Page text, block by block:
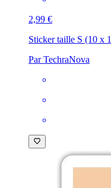
2,99 €
Sticker taille S (10 x
Par TechraNova